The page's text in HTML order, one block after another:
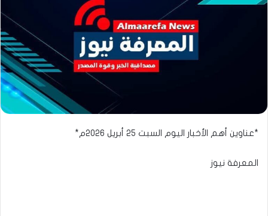
*عناوين أهم الأخبار اليوم السبت ٢٥ أبريل ٢٠٢٦م*
المعرفة نيوز